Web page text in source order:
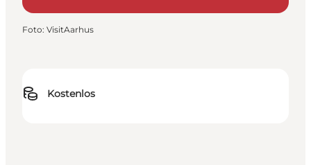
Kostenlos
Foto: VisitAarhus